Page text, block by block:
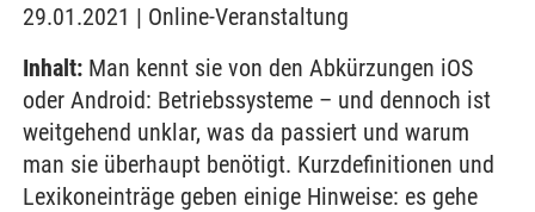
29.01.2021 | Online-Veranstaltung
Inhalt: Man kennt sie von den Abkürzungen iOS
oder Android: Betriebssysteme – und dennoch ist
weitgehend unklar, was da passiert und warum
man sie überhaupt benötigt. Kurzdefinitionen und
Lexikoneinträge geben einige Hinweise: es gehe